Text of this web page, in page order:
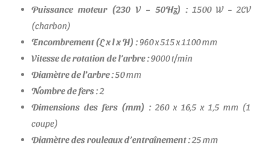
Puissance moteur (230 V – 50Hz) :1500 W – 2CV
(charbon)
Encombrement (L x l x H) :960 x 515 x 1100 mm
Vitesse de rotation de l’arbre :9000 t/min
Diamètre de l’arbre :50 mm
Nombre de fers :2
Dimensions des fers (mm) : 260 x 16,5 x 1,5 mm (1
coupe)
Diamètre des rouleaux d’entraînement :25 mm